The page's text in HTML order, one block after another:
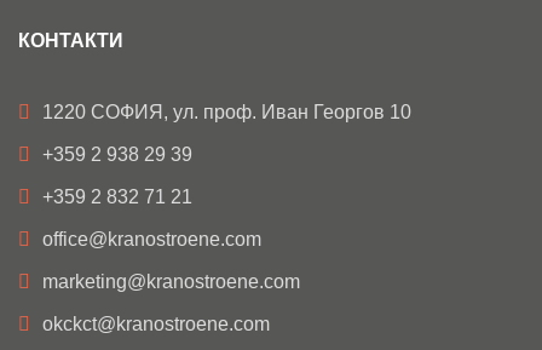
КОНТАКТИ
1220 СОФИЯ, ул. проф. Иван Георгов 10
+359 2 938 29 39
+359 2 832 71 21
office@kranostroene.com
marketing@kranostroene.com
okckct@kranostroene.com